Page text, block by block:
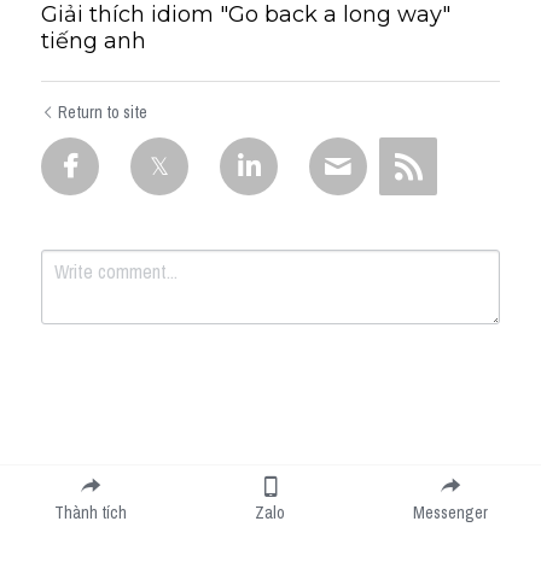
Giải thích idiom "Go back a long way"
tiếng anh
Return to site
Submit
Thành tích Zalo Messenger